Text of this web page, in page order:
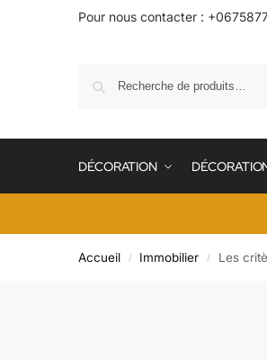
Pour nous contacter :
DÉCORATION
Accueil / Immobilier / Les